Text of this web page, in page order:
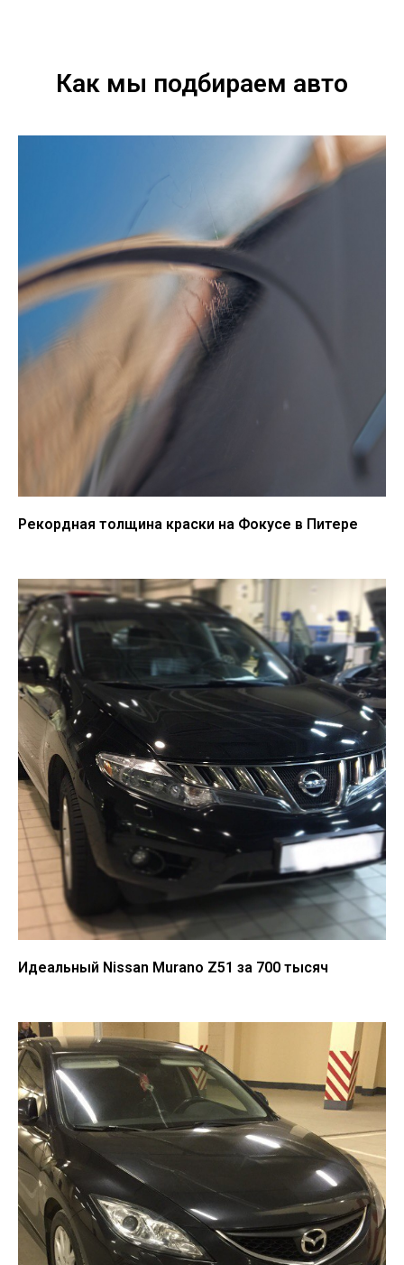
Как мы подбираем авто
Рекордная толщина краски на Фокусе в Питере
Идеальный Nissan Murano Z51 за 700 тысяч